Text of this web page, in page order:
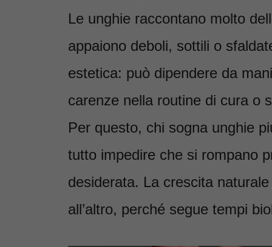
Le unghie raccontano molto
appaiono deboli, sottili o
estetica: può dipendere da
carenze nella routine di cura o
Per questo, chi sogna unghie
tutto impedire che si rompano
desiderata. La crescita
all’altro, perché segue tempi